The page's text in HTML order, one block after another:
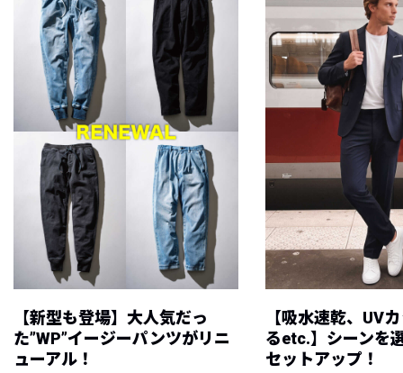
【新型も登場】大人気だっ
た”WP”イージーパンツがリニ
ューアル！
【吸水速乾、UV
るetc.】シーンを
セットアップ！